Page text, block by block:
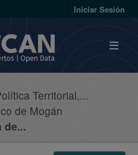
Iniciar Sesión
Territorial,...
de Mogán
de...